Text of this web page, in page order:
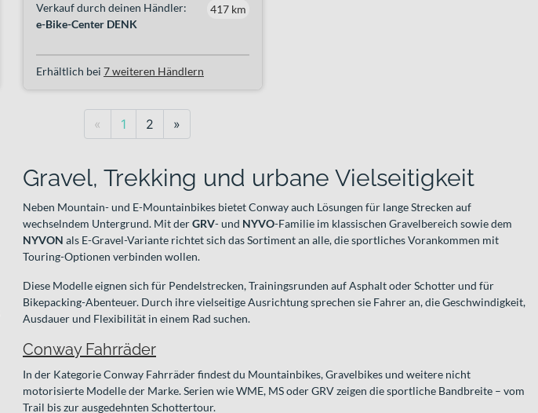
Verkauf durch deinen Händler:
e-Bike-Center DENK
417 km
Erhältlich bei 7 weiteren Händlern
« Previous
1 2 »Next
Gravel, Trekking und urbane Vielseitigkeit
Neben Mountain- und E-Mountainbikes bietet Conway auch Lösungen für lange Strecken auf
wechselndem Untergrund. Mit derGRV- und NYVO-Familie im klassischen Gravelbereich sowie dem
NYVON als E-Gravel-Variante richtet sich das Sortiment an alle, die sportliches Vorankommen mit
Touring-Optionen verbinden wollen.
Diese Modelle eignen sich für Pendelstrecken, Trainingsrunden auf Asphalt oder Schotter und für
Bikepacking-Abenteuer. Durch ihre vielseitige Ausrichtung sprechen sie Fahrer an, die Geschwindigkeit,
Ausdauer und Flexibilität in einem Rad suchen.
Conway Fahrräder
In der Kategorie Conway Fahrräder findest du Mountainbikes, Gravelbikes und weitere nicht
motorisierte Modelle der Marke. Serien wie WME, MS oder GRV zeigen die sportliche Bandbreite – vom
Trail bis zur ausgedehnten Schottertour.